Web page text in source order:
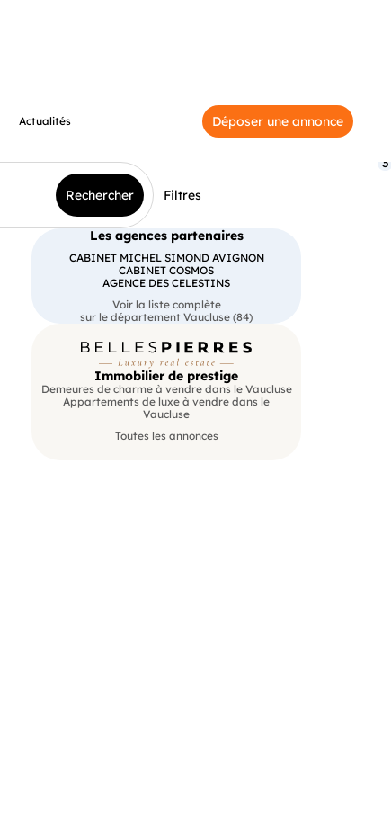
Actualités Déposer une annonce
Rechercher Filtres
3
Les agences partenaires
CABINET MICHEL SIMOND AVIGNON
CABINET COSMOS
AGENCE DES CELESTINS
Voir la liste complète
sur le département Vaucluse (84)
Immobilier de prestige
Demeures de charme à vendre dans le Vaucluse
Appartements de luxe à vendre dans le
Vaucluse
Toutes les annonces